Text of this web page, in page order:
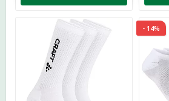
- 14%